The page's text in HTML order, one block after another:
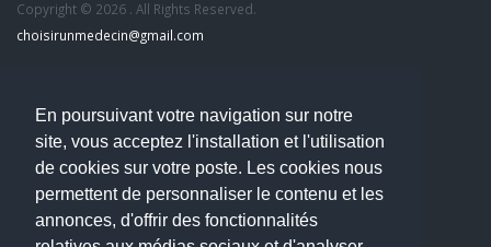
En poursuivant votre navigation sur notre
site, vous acceptez l'installation et l'utilisation
de cookies sur votre poste. Les cookies nous
permettent de personnaliser le contenu et les
annonces, d'offrir des fonctionnalités
Copyright © 2026 . All Rights Reserved.
choisirunmedecin@gmail.com
Accueil
Blog
Mon compte
Dernier avis : MOUNIA HOUSSAIM, Psychiatre à Guérande